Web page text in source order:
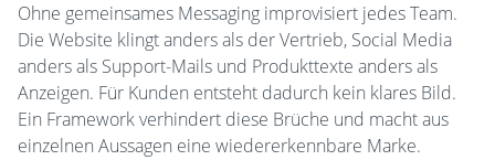
Ohne gemeinsames Messaging improvisiert jedes Team.
Die Website klingt anders als der Vertrieb, Social Media
anders als Support-Mails und Produkttexte anders als
Anzeigen. Für Kunden entsteht dadurch kein klares Bild.
Ein Framework verhindert diese Brüche und macht aus
einzelnen Aussagen eine wiedererkennbare Marke.